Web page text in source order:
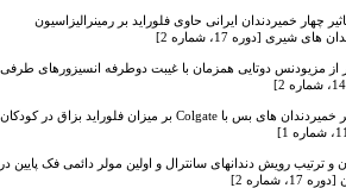
چهار خمیردندان ایرانی حاوی فلوراید بر رمینرالیزاسیون
[دوره 17، شماره 2]
مزیودنس دوتایی همزمان با غیبت دوطرفه انسیزورهای طرفی
مقایسه تاثیر خمیردندان های بس با Colgate بر میزان فلوراید بزاق در کودکان
رویش دندانهای سانترال و اولین مولر دائمی فک پایین در